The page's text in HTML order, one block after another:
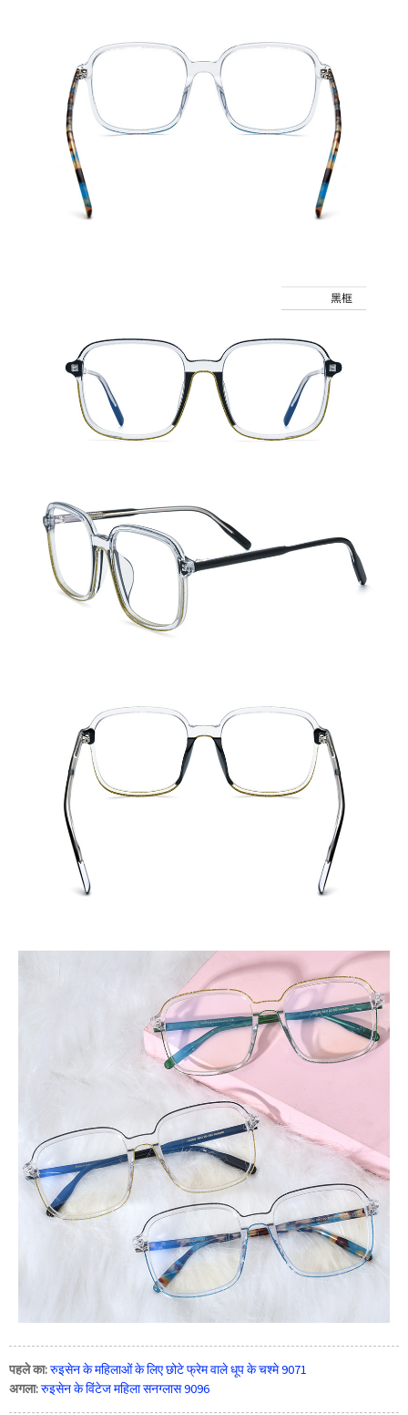
पहले का:रुइसेन के महिलाओं के लिए छोटे फ्रेम वाले धूप के चश्मे 9071
अगला:रुइसेन के विंटेज महिला सनग्लास 9096